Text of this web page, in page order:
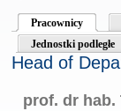
Pracownicy
Jednostki podległe
Head of
prof. dr hab.